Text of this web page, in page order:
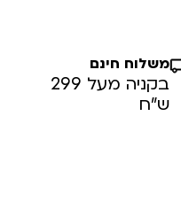
משלוח חינם
בקניה מעל 299
ש”ח